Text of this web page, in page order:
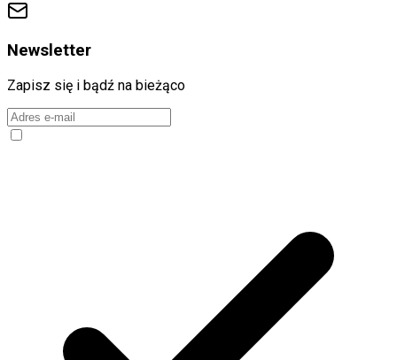
Newsletter
Zapisz się i bądź na bieżąco